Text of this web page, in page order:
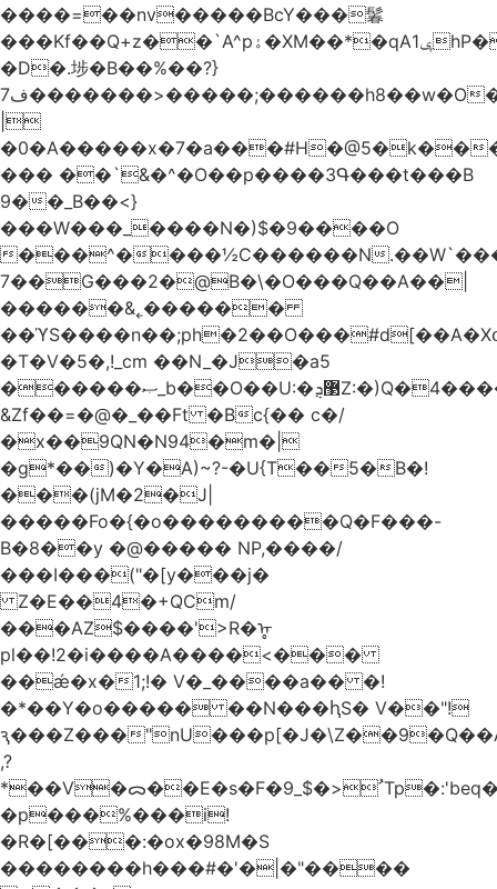
����=��nv�����BcY���鬊
���Kf��Q+z��`A^pۀ�XM��*�qAݷ1hP��G�����YU�Xa��]��^
�D�.埗�B��%��?}
ف7�������>�����;������h8��w�O����էW������������{�g����y�
|
�0�A�����x�7�a���#H�@5�k��
��� ��`&�^�O��p����3Գ���t���B
9��_B��<}
���W���_����N�)$�9����O
���^����½C������N
7��G���2�@B�\�O���Q��A��|
������&˿������
�T�V�5�,!_cm ��N_�J�a5
������ޞ_b��O��U:�޳ܯZ:�)Q�4�������
&Zf��=�@�_��Ft �Bc{�� c�/
�x��9QN�N94�m�|
�g*��)�Y�A)~?-�U{T��5�B�!
���(jM�2�J|
�����Fo�{�o���������Q�F���-
B�8��y �@����� NP,����/
���I���("�[y���j�
Z�E��4�+QCm/
���AZ$����'>R�ᡎ
pl��!2�i����A����<���
��ǽ�x�1;!� V�_����a�� �!
�*��Y�o����� ��N���ԧS� V��"!
ԇ���Z���
,?
*��V�ᯅ��E�s�F�ﹸ<�$_9Tp�:'beq�Mfcn�oj�n��,�>N4�S+b���p1&}&�|
�p���%���i!
�R�[���:�ox�98M�S
��������h���#�'�|�"����